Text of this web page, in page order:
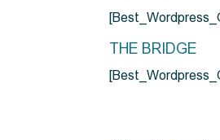
THE BRIDGE